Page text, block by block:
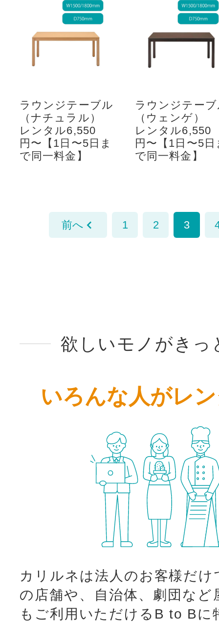
ラウンジテーブル
（ナチュラル）
レンタル6,550
円〜【1日〜5日ま
で同一料金】
ラウンジテー
（ウェンゲ）
レンタル6,550
円〜【1日〜5日
で同一料金】
前へ 1 2 3
欲しいモノがきっ
いろんな人がレ
カリルネは法人のお客様だ
の店舗や、自治体、劇団な
もご利用いただけるB to Bに